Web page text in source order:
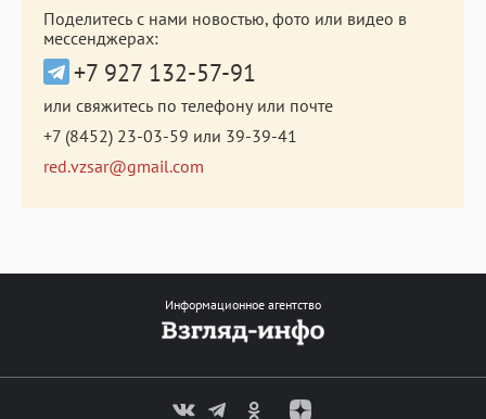
Поделитесь с нами новостью, фото или видео в
мессенджерах:
+7 927 132-57-91
или свяжитесь по телефону или почте
+7 (8452) 23-03-59 или 39-39-41
red.vzsar@gmail.com
Информационное агентство